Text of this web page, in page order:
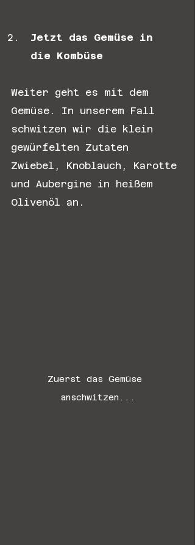
Jetzt das Gemüse in
die Kombüse
Weiter geht es mit dem
Gemüse. In unserem Fall
schwitzen wir die klein
gewürfelten Zutaten
Zwiebel, Knoblauch, Karotte
und Aubergine in heißem
Olivenöl an.
Zuerst das Gemüse
anschwitzen...